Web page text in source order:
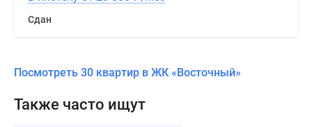
Сдан
Посмотреть 30 квартир в ЖК «Восточный»
Также часто ищут